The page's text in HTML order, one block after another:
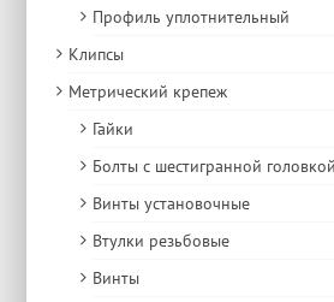
Профиль уплотнительный
Клипсы
Метрический крепеж
Гайки
Болты с шестигранной
Винты установочные
Втулки резьбовые
Винты